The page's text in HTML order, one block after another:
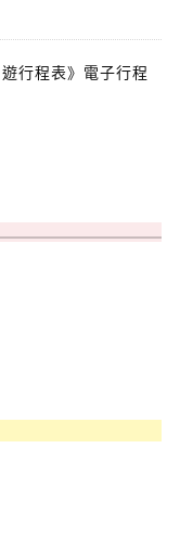
行程表》電子行程